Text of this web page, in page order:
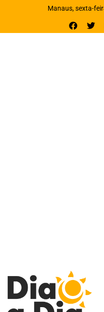
Manaus, sexta-